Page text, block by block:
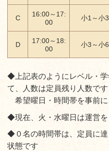
C
16:00～17:
00
小1 ～小3
D
17:00～18:
00
小3～小6
◆上記表のようにレベル・
て、人数は定員残り人数です
希望曜日・時間帯を事前に
◆現在、火・水曜日は運営を
◆０名の時間帯は、定員に
状態です